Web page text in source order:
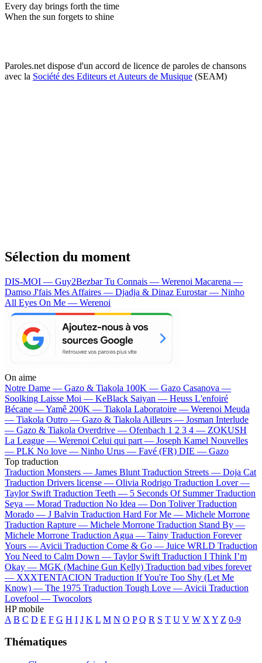
Every day brings forth the time
When the sun forgets to shine
Paroles.net dispose d'un accord de licence de paroles de chansons
avec la Société des Editeurs et Auteurs de Musique (SEAM)
Sélection du moment
DIS-MOI — Guy2BezbarTu Connais — Werenoi Macarena —
Damso J'fais Mes Affaires — Djadja & Dinaz Eurostar — Ninho
All Eyes On Me — Werenoi
On aime
Notre Dame — Gazo & Tiakola 100K — Gazo Casanova —
Soolking Laisse Moi — KeBlack Saiyan — Heuss L'enfoiré
Bécane —Yamê 200K — Tiakola Laboratoire — Werenoi Meuda
— Tiakola Outro — Gazo & Tiakola Ailleurs — Josman Interlude
— Gazo & Tiakola Overdrive — Ofenbach 1 2 3 4 — ZOKUSH
La League — Werenoi Celui qui part — Joseph Kamel Nouvelles
— PLK No love — Ninho Urus — Favé (FR) DIE — Gazo
Top traduction
Traduction Monsters — James Blunt Traduction Streets — Doja Cat
Traduction Drivers license — Olivia Rodrigo Traduction Lover —
Taylor Swift Traduction Teeth — 5 Seconds Of Summer Traduction
Seya — Morad Traduction No Idea — Don Toliver Traduction
Morado — J Balvin Traduction Hard For Me — Michele Morrone
Traduction Rapture — Michele Morrone Traduction Stand By —
Michele Morrone Traduction Agua — Tainy Traduction Forever
Yours — Avicii Traduction Come & Go — Juice WRLD Traduction
You Need to Calm Down — Taylor Swift Traduction I Think I’m
Okay — MGK (Machine Gun Kelly) Traduction bad vibes forever
— XXXTENTACION Traduction If You're Too Shy (Let Me
Know) — The 1975 Traduction Tough Love — Avicii Traduction
Lovefool — Twocolors
HP mobile
A B C D E F G H I J K L M N O P Q R S T U V W X Y Z 0-9
Thématiques